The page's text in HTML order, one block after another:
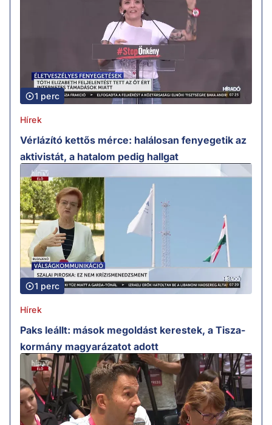
1 perc
Hírek
Vérlázító kettős mérce: halálosan fenyegetik az
aktivistát, a hatalom pedig hallgat
1 perc
Hírek
Paks leállt: mások megoldást kerestek, a Tisza-
kormány magyarázatot adott